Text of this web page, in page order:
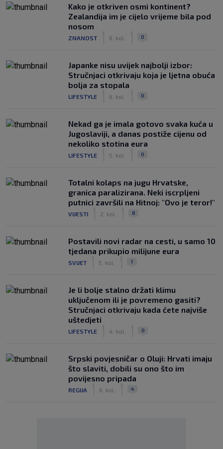
Kako je otkriven osmi kontinent?
Zealandija im je cijelo vrijeme bila pod
nosom
ZNANOST 6. kol. 0
Japanke nisu uvijek najbolji izbor:
Stručnjaci otkrivaju koja je ljetna obuća
bolja za stopala
LIFESTYLE 6. kol. 0
Nekad ga je imala gotovo svaka kuća u
Jugoslaviji, a danas postiže cijenu od
nekoliko stotina eura
LIFESTYLE 5. kol. 0
Totalni kolaps na jugu Hrvatske,
granica paralizirana. Neki iscrpljeni
putnici završili na Hitnoj: "Ovo je teror!"
VIJESTI 2. kol. 8
Postavili novi radar na cesti, u samo 10
tjedana prikupio milijune eura
SVIJET 5. kol. 1
Je li bolje stalno držati klimu
uključenom ili je povremeno gasiti?
Stručnjaci otkrivaju kada ćete najviše
uštedjeti
LIFESTYLE 4. kol. 0
Srpski povjesničar o Oluji: Hrvati imaju
što slaviti, dobili su ono što im
povijesno pripada
REGIJA 6. kol. 4